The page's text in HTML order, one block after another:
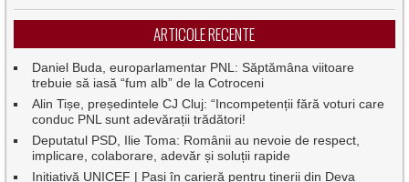
ARTICOLE RECENTE
Daniel Buda, europarlamentar PNL: Săptămâna viitoare
trebuie să iasă “fum alb” de la Cotroceni
Alin Tișe, președintele CJ Cluj: “Incompetenții fără voturi care
conduc PNL sunt adevărații trădători!
Deputatul PSD, Ilie Toma: Românii au nevoie de respect,
implicare, colaborare, adevăr și soluții rapide
Inițiativă UNICEF | Pași în carieră pentru tinerii din Deva